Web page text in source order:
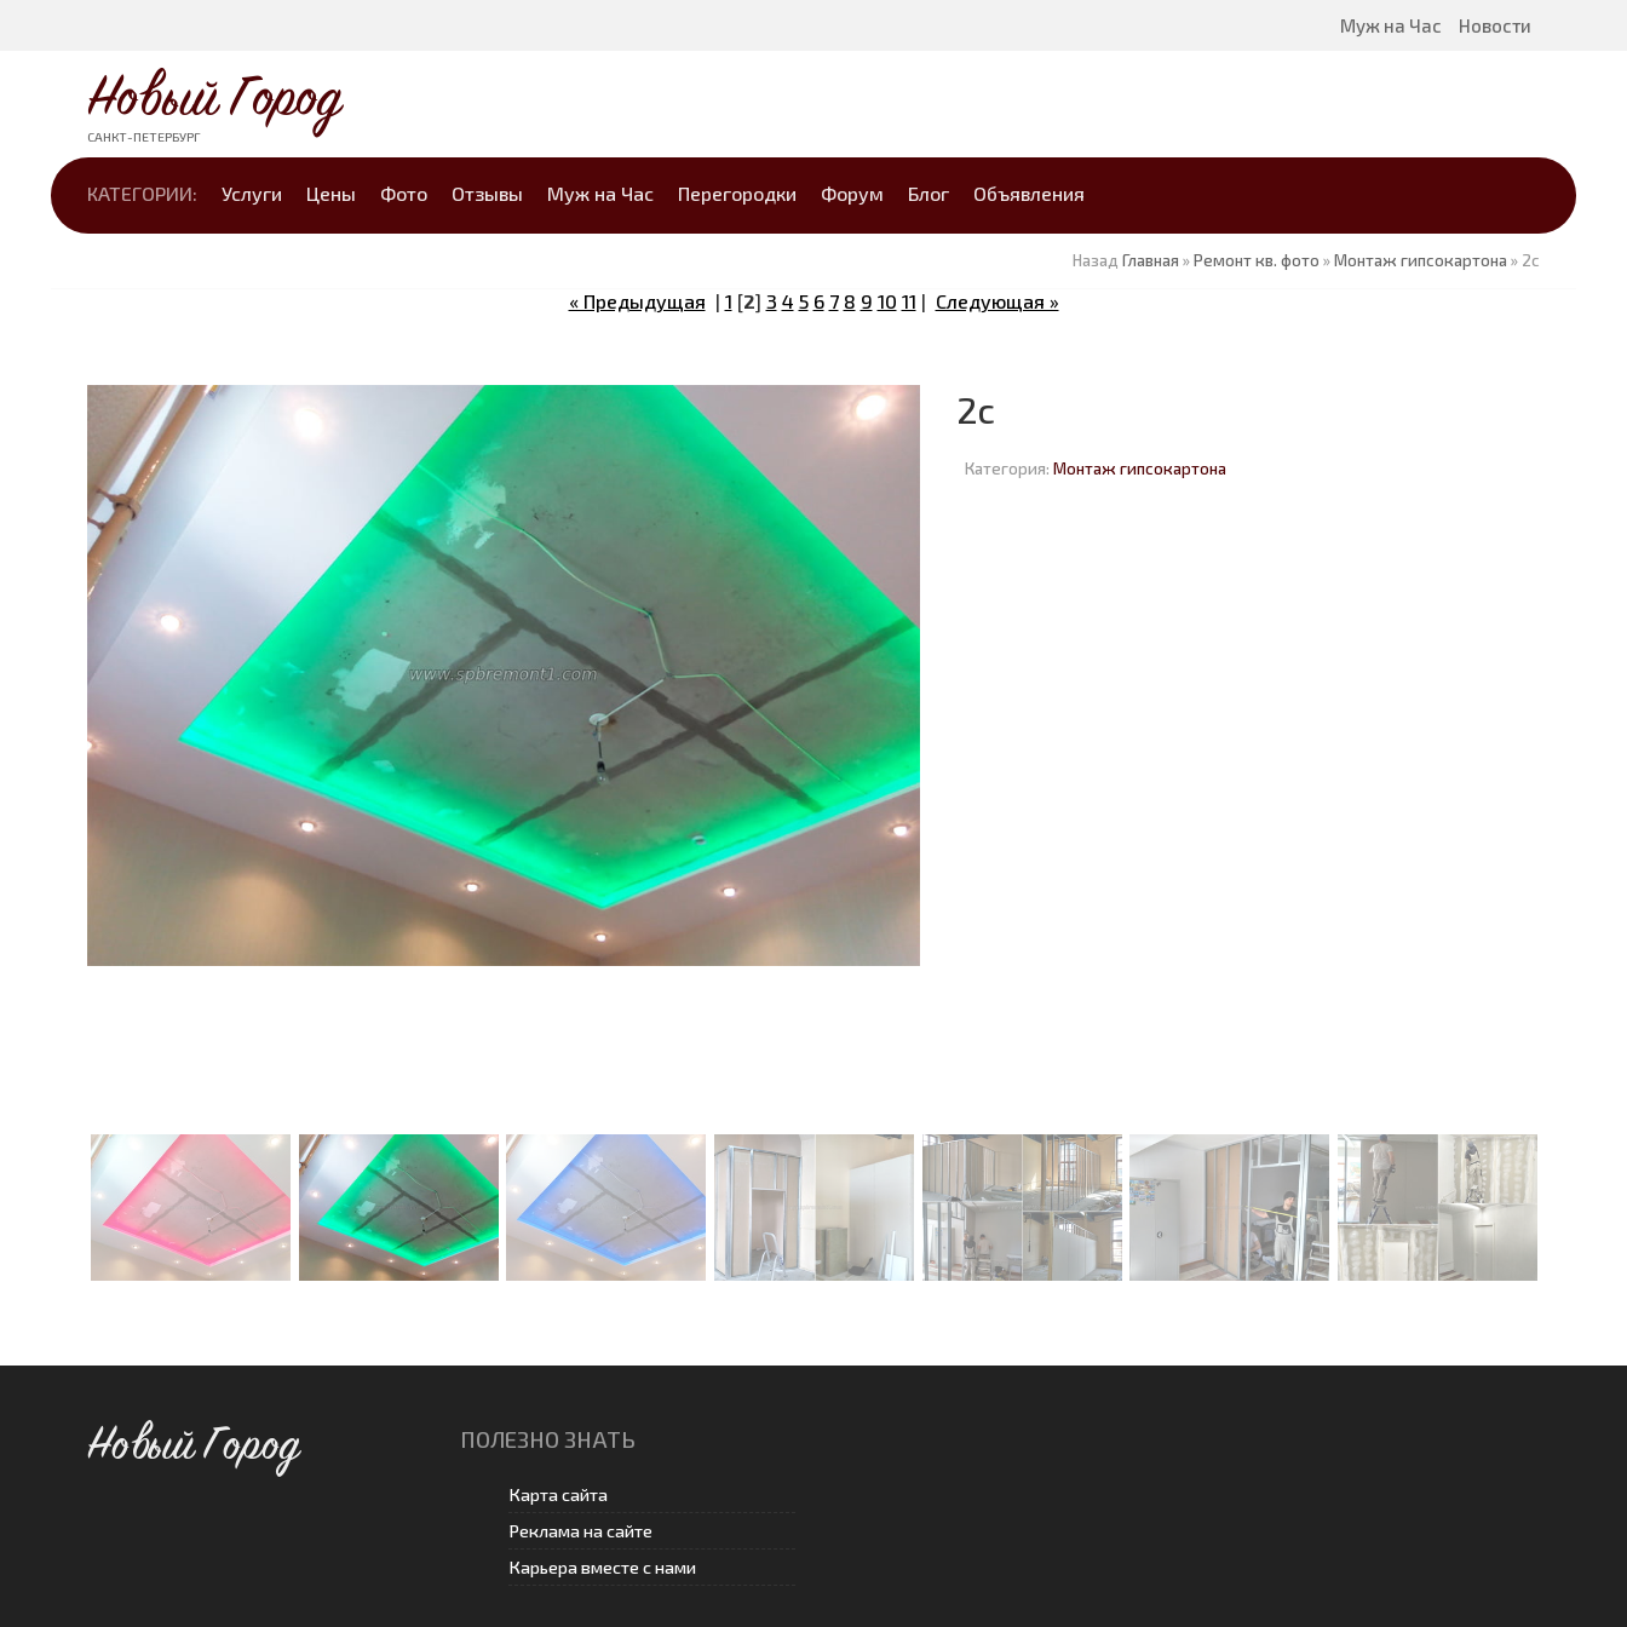
Муж на Час Новости
Новый Город
САНКТ-ПЕТЕРБУРГ
КАТЕГОРИИ: Услуги Цены Фото Отзывы Муж на Час Перегородки Форум Блог Объявления
Назад Главная »Ремонт кв. фото »Монтаж гипсокартона » 2c
« Предыдущая | 1 [2] 3 4 5 6 7 8 9 10 11 | Следующая »
2c
Категория: Монтаж гипсокартона
Новый Город ПОЛЕЗНО ЗНАТЬ
Карта сайта
Реклама на сайте
Карьера вместе с нами